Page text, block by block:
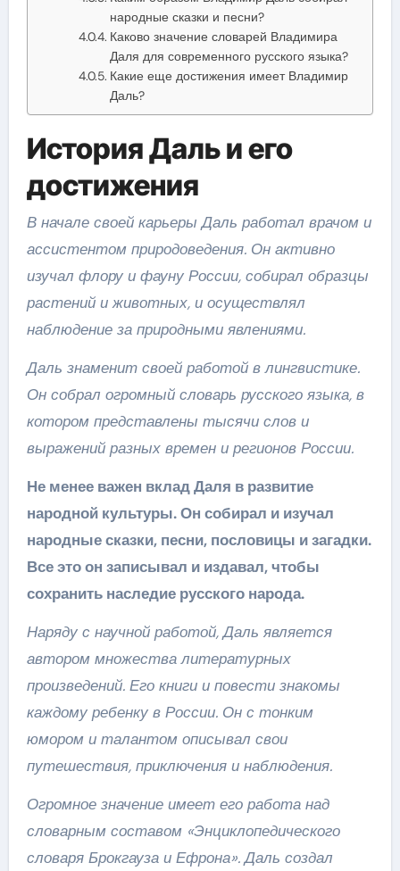
народные сказки и песни?
Каково значение словарей Владимира
Даля для современного русского языка?
Какие еще достижения имеет Владимир
Даль?
История Даль и его
достижения
В начале своей карьеры Даль работал врачом и
ассистентом природоведения. Он активно
изучал флору и фауну России, собирал образцы
растений и животных, и осуществлял
наблюдение за природными явлениями.
Даль знаменит своей работой в лингвистике.
Он собрал огромный словарь русского языка, в
котором представлены тысячи слов и
выражений разных времен и регионов России.
Не менее важен вклад Даля в развитие
народной культуры. Он собирал и изучал
народные сказки, песни, пословицы и загадки.
Все это он записывал и издавал, чтобы
сохранить наследие русского народа.
Наряду с научной работой, Даль является
автором множества литературных
произведений. Его книги и повести знакомы
каждому ребенку в России. Он с тонким
юмором и талантом описывал свои
путешествия, приключения и наблюдения.
Огромное значение имеет его работа над
словарным составом «Энциклопедического
словаря Брокгауза и Ефрона». Даль создал